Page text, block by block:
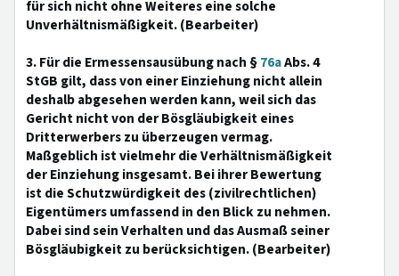
für sich nicht ohne Weiteres eine solche
Unverhältnismäßigkeit. (Bearbeiter)
3. Für die Ermessensausübung nach §76aAbs. 4
StGB gilt, dass von einer Einziehung nicht allein
deshalb abgesehen werden kann, weil sich das
Gericht nicht von der Bösgläubigkeit eines
Dritterwerbers zu überzeugen vermag.
Maßgeblich ist vielmehr die Verhältnismäßigkeit
der Einziehung insgesamt. Bei ihrer Bewertung
ist die Schutzwürdigkeit des (zivilrechtlichen)
Eigentümers umfassend in den Blick zu nehmen.
Dabei sind sein Verhalten und das Ausmaß seiner
Bösgläubigkeit zu berücksichtigen. (Bearbeiter)